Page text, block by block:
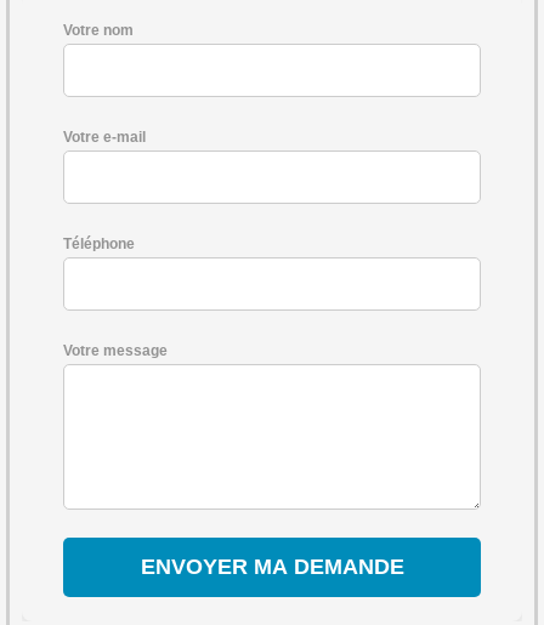
Votre nom
Votre e-mail
Téléphone
Votre message